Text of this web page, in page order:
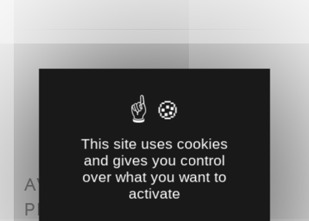
AVEC CE PRODUIT
PENSEZ AUSSI À...
This site uses cookies
and gives you control
over what you want to
activate